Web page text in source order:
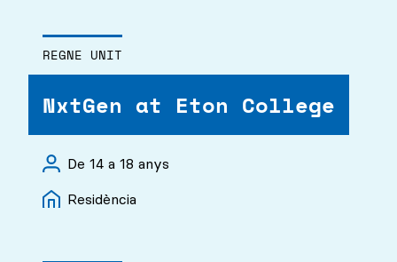
REGNE UNIT
NxtGen at Eton College
De 14 a 18 anys
Residència